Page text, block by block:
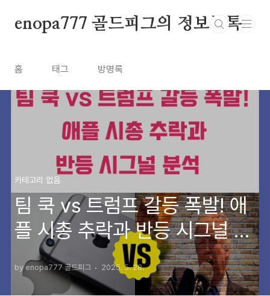
enopa777 골드피그의 정보톡톡
홈 태그 방명록
카테고리 없음
팀 쿡 vs 트럼프 갈등 폭발! 애
플 시총 추락과 반등 시그널 분
석
by enopa777 골드피그 2025. 5. 28.